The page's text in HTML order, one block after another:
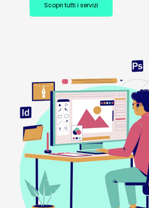
Scopri tutti i servizi